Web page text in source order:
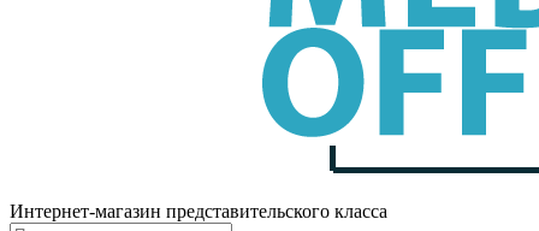
Интернет-магазин представительского класса